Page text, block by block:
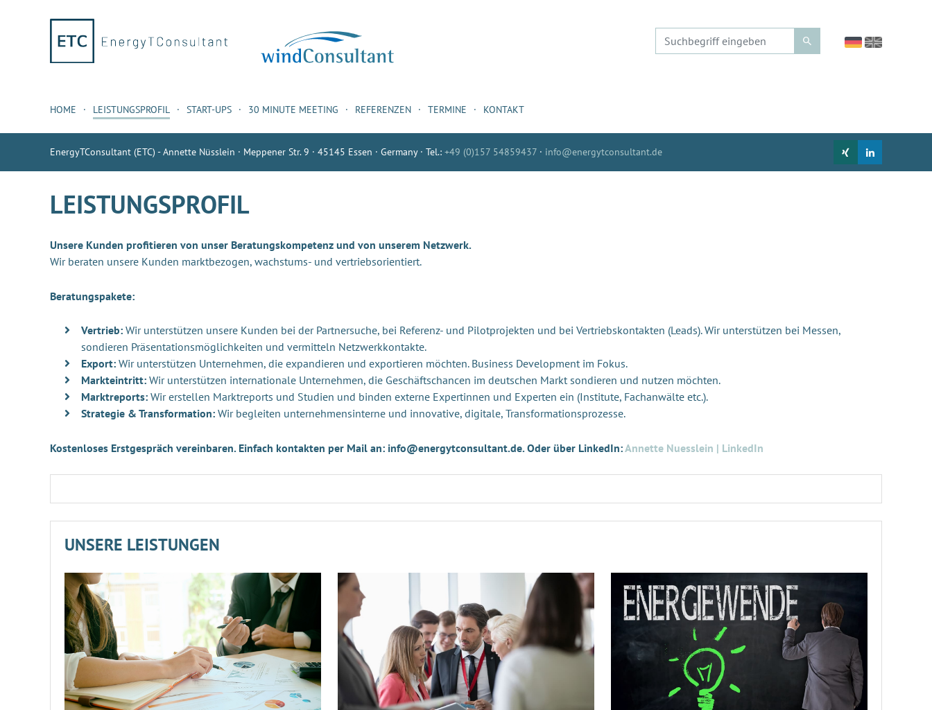
HOME LEISTUNGSPROFIL START-UPS 30 MINUTE MEETING REFERENZEN TERMINE KONTAKT
EnergyTConsultant (ETC) - Annette Nüsslein · Meppener Str. 9 · 45145 Essen · Germany · Tel.: +49 (0)157 54859437 · info@energytconsultant.de
LEISTUNGSPROFIL
Unsere Kunden profitieren von unser Beratungskompetenz und von unserem Netzwerk.
Wir beraten unsere Kunden marktbezogen, wachstums- und vertriebsorientiert.
Beratungspakete:
Vertrieb: Wir unterstützen unsere Kunden bei der Partnersuche, bei Referenz- und Pilotprojekten und bei Vertriebskontakten (Leads). Wir unterstützen bei Messen,
sondieren Präsentationsmöglichkeiten und vermitteln Netzwerkkontakte.
Export: Wir unterstützen Unternehmen, die expandieren und exportieren möchten. Business Development im Fokus.
Markteintritt: Wir unterstützen internationale Unternehmen, die Geschäftschancen im deutschen Markt sondieren und nutzen möchten.
Marktreports: Wir erstellen Marktreports und Studien und binden externe Expertinnen und Experten ein (Institute, Fachanwälte etc.).
Strategie & Transformation: Wir begleiten unternehmensinterne und innovative, digitale, Transformationsprozesse.
Kostenloses Erstgespräch vereinbaren. Einfach kontakten per Mail an: info@energytconsultant.de. Oder über LinkedIn:Annette Nuesslein | LinkedIn
UNSERE LEISTUNGEN